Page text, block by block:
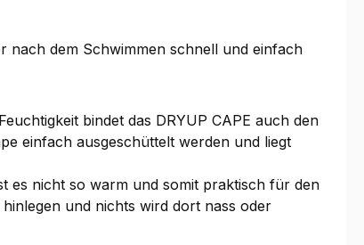
nach dem Schwimmen schnell und einfach
bindet das DRYUP CAPE auch den
einfach ausgeschüttelt werden und liegt
es nicht so warm und somit praktisch für den
und nichts wird dort nass oder